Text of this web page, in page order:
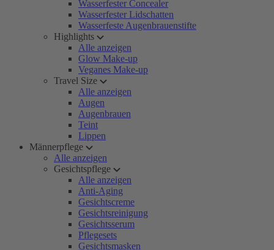
Wasserfester Concealer
Wasserfester Lidschatten
Wasserfeste Augenbrauenstifte
Highlights
Alle anzeigen
Glow Make-up
Veganes Make-up
Travel Size
Alle anzeigen
Augen
Augenbrauen
Teint
Lippen
Männerpflege
Alle anzeigen
Gesichtspflege
Alle anzeigen
Anti-Aging
Gesichtscreme
Gesichtsreinigung
Gesichtsserum
Pflegesets
Gesichtsmasken